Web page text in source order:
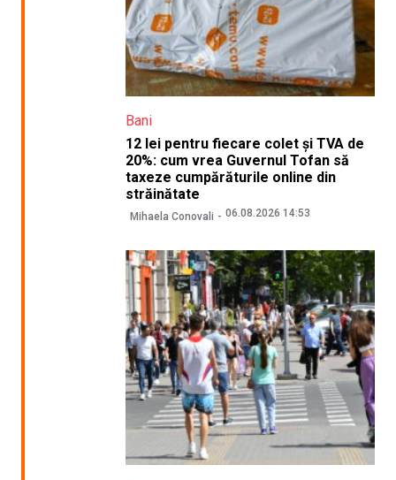
Bani
12 lei pentru fiecare colet și TVA de
20%: cum vrea Guvernul Tofan să
taxeze cumpărăturile online din
străinătate
Mihaela Conovali 06.08.2026 14:53